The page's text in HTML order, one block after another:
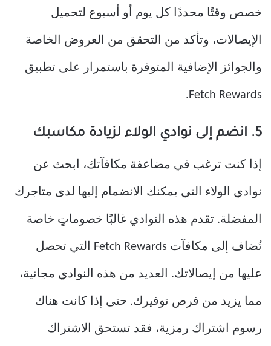
خصص وقتًا محددًا كل يوم أو أسبوع لتحميل
الإيصالات، وتأكد من التحقق من العروض الخاصة
والجوائز الإضافية المتوفرة باستمرار على تطبيق
Fetch Rewards.
5. انضم إلى نوادي الولاء لزيادة مكاسبك
إذا كنت ترغب في مضاعفة مكافآتك، ابحث عن
نوادي الولاء التي يمكنك الانضمام إليها لدى متاجرك
المفضلة. تقدم هذه النوادي غالبًا خصوماتٍ خاصة
تُضاف إلى مكافآت Fetch Rewards التي تحصل
عليها من إيصالاتك. العديد من هذه النوادي مجانية،
مما يزيد من فرص توفيرك. حتى إذا كانت هناك
رسوم اشتراك رمزية، فقد تستحق الاشتراك